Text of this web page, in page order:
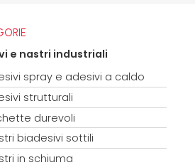
e nastri industriali
spray e adesivi a caldo
strutturali
durevoli
biadesivi sottili
in schiuma